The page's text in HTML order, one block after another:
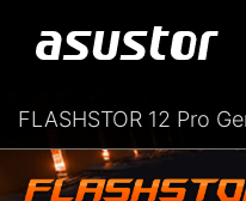
FLASHSTOR 12 Pro